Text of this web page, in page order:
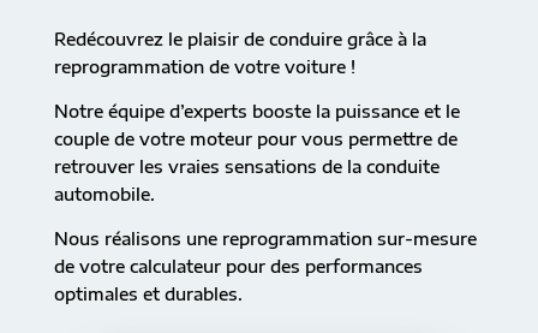
Redécouvrez le plaisir de conduire grâce à la
reprogrammation de votre voiture !
Notre équipe d’experts booste la puissance et le
couple de votre moteur pour vous permettre de
retrouver les vraies sensations de la conduite
automobile.
Nous réalisons une reprogrammation sur-mesure
de votre calculateur pour des performances
optimales et durables.